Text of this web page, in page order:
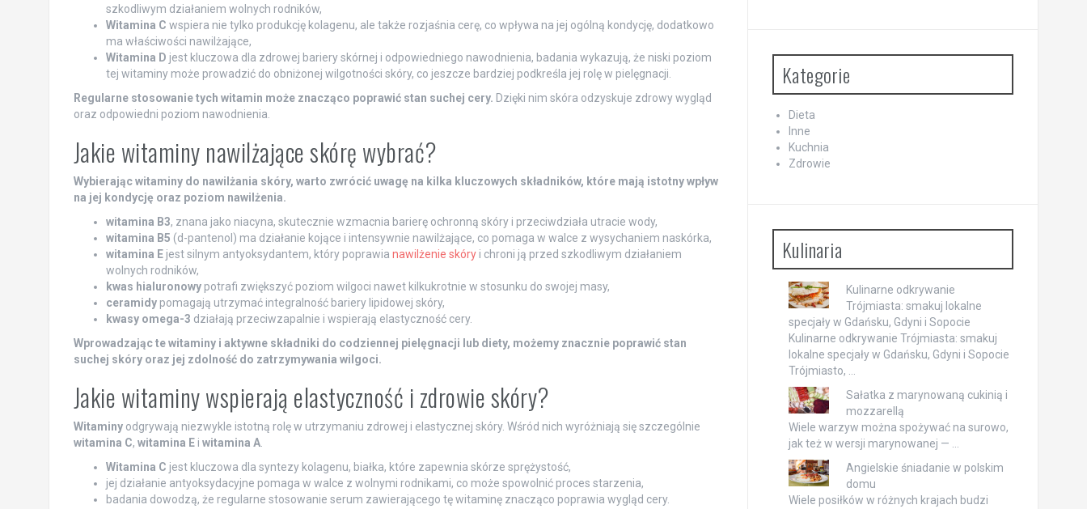
szkodliwym działaniem wolnych rodników,
Witamina C wspiera nie tylko produkcję kolagenu, ale także rozjaśnia cerę, co wpływa na jej ogólną kondycję, dodatkowo
ma właściwości nawilżające,
Witamina D jest kluczowa dla zdrowej bariery skórnej i odpowiedniego nawodnienia, badania wykazują, że niski poziom
tej witaminy może prowadzić do obniżonej wilgotności skóry, co jeszcze bardziej podkreśla jej rolę w pielęgnacji.
Regularne stosowanie tych witamin może znacząco poprawić stan suchej cery. Dzięki nim skóra odzyskuje zdrowy wygląd
oraz odpowiedni poziom nawodnienia.
Jakie witaminy nawilżające skórę wybrać?
Wybierając witaminy do nawilżania skóry, warto zwrócić uwagę na kilka kluczowych składników, które mają istotny wpływ
na jej kondycję oraz poziom nawilżenia.
witamina B3, znana jako niacyna, skutecznie wzmacnia barierę ochronną skóry i przeciwdziała utracie wody,
witamina B5 (d-pantenol) ma działanie kojące i intensywnie nawilżające, co pomaga w walce z wysychaniem naskórka,
witamina Ejest silnym antyoksydantem, który poprawia nawilżenie skóryi chroni ją przed szkodliwym działaniem
wolnych rodników,
kwas hialuronowypotrafi zwiększyć poziom wilgoci nawet kilkukrotnie w stosunku do swojej masy,
ceramidypomagają utrzymać integralność bariery lipidowej skóry,
kwasy omega-3 działają przeciwzapalnie i wspierają elastyczność cery.
Wprowadzając te witaminy i aktywne składniki do codziennej pielęgnacji lub diety, możemy znacznie poprawić stan
suchej skóry oraz jej zdolność do zatrzymywania wilgoci.
Jakie witaminy wspierają elastyczność i zdrowie skóry?
Witaminyodgrywają niezwykle istotną rolę w utrzymaniu zdrowej i elastycznej skóry. Wśród nich wyróżniają się szczególnie
witamina C, witamina Ei witamina A.
Witamina C jest kluczowa dla syntezy kolagenu, białka, które zapewnia skórze sprężystość,
jej działanie antyoksydacyjne pomaga w walce z wolnymi rodnikami, co może spowolnić proces starzenia,
badania dowodzą, że regularne stosowanie serum zawierającego tę witaminę znacząco poprawia wygląd cery.
Kategorie
Dieta
Inne
Kuchnia
Zdrowie
Kulinaria
Kulinarne odkrywanie
Trójmiasta: smakuj lokalne
specjały w Gdańsku, Gdyni i Sopocie
Kulinarne odkrywanie Trójmiasta: smakuj
lokalne specjały w Gdańsku, Gdyni i Sopocie
Trójmiasto, …
Sałatka z marynowaną cukinią i
mozzarellą
Wiele warzyw można spożywać na surowo,
jak też w wersji marynowanej — …
Angielskie śniadanie w polskim
domu
Wiele posiłków w różnych krajach budzi